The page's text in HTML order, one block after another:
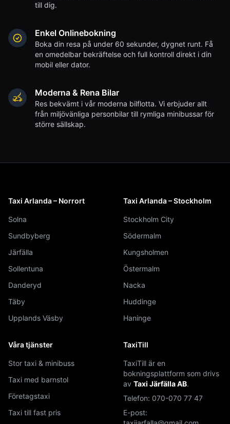
till dig.
Enkel Onlinebokning
Boka din resa på under 60 sekunder, dygnet runt. Få
en omedelbar bekräftelse och full kontroll direkt i din
mobil eller dator.
Moderna & Rena Bilar
Res bekvämt i vår moderna bilflotta. Vi erbjuder allt
från miljövänliga personbilar till rymliga minibussar för
större sällskap.
Taxi Arlanda – Norrort
Solna
Sundbyberg
Järfälla
Sollentuna
Danderyd
Täby
Upplands Väsby
Taxi Arlanda – Stockholm
Stockholm City
Södermalm
Kungsholmen
Östermalm
Nacka
Huddinge
Haninge
Våra tjänster
Stor taxi & minibuss
Taxi med barnstol
Företagstaxi
Taxi till fast pris
TaxiTill
TaxiTill är en
bokningsplattform som drivs
av Taxi Järfälla AB.
Telefon: 070-070 77 47
E-post: